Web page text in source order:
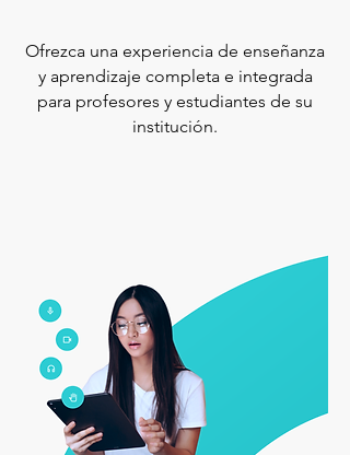
Ofrezca una experiencia de enseñanza
y aprendizaje completa e integrada
para profesores y estudiantes de su
institución.